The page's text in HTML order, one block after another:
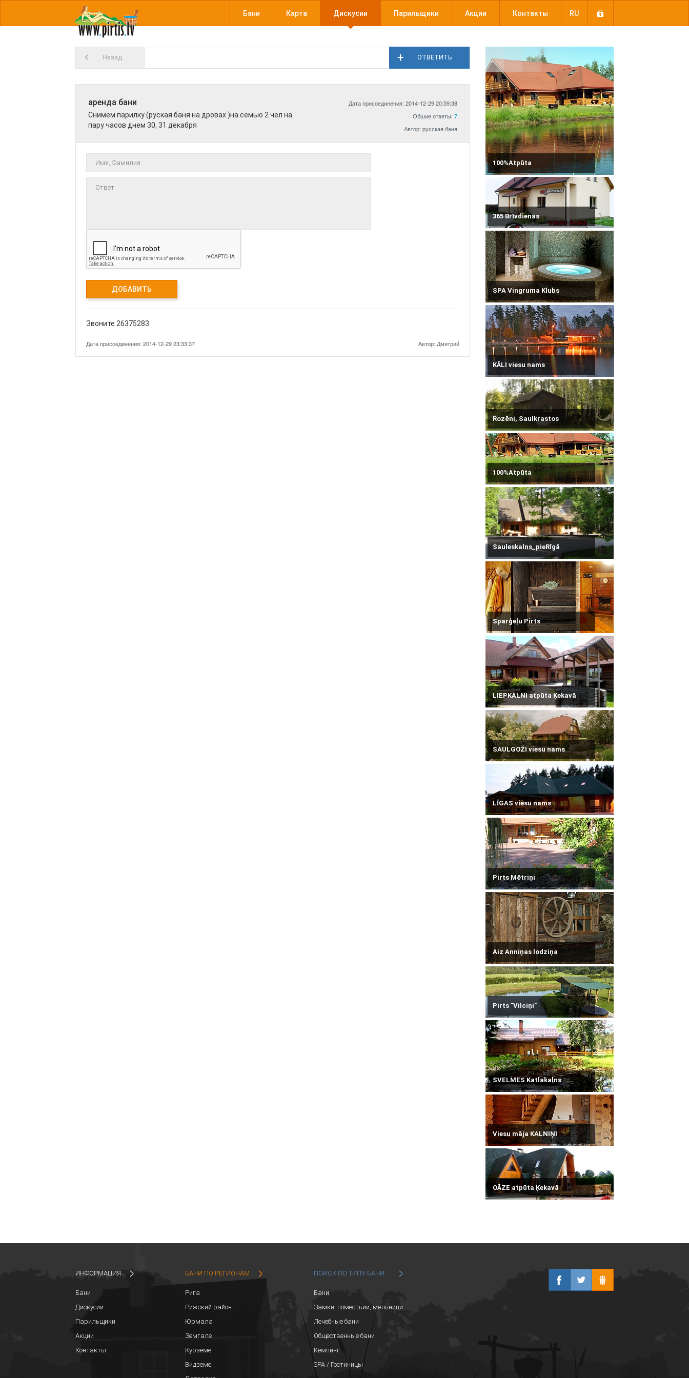
Бани Карта Дискусии Парильщики Акции Контакты RU
100%Atpūta
365 Brīvdienas
SPA Vingruma Klubs
KĀLI viesu nams
Rozēni, Saulkrastos
100%Atpūta
Sauleskalns_pieRīgā
Sparģeļu Pirts
LIEPKALNI atpūta Ķekavā
SAULGOŽI viesu nams
LĪGAS viesu nams
Pirts Mētriņi
Aiz Anniņas lodziņa
Pirts "Vilciņi"
SVELMES Katlakalns
Viesu māja KALNIŅI
OĀZE atpūta Ķekavā
Назад ОТВЕТИТЬ
аренда бани
Снимем парилку (руская баня на дровах )на семью 2 чел на
пару часов днем 30, 31 декабря
Дата присоединения: 2014-12-29 20:59:38
Обшие ответы: 7
Автор: русская баня
Звоните 26375283
Дата присоединения: 2014-12-29 23:33:37 Автор: Дмитрий
ИНФОРМАЦИЯ
Бани
Дискусии
Парильщики
Акции
Контакты
БАНИ ПО РЕГИОНАМ
Рига
Рижский район
Юрмала
Земгале
Курземе
Видземе
ПОИСК ПО ТИПУ БАНИ
Бани
Замки, поместьии, мельници
Лечебные бани
Общественные бани
Кемпинг
SPA / Гостиницы